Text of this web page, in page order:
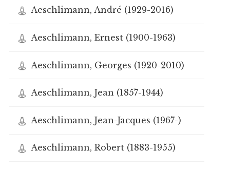
Aeschlimann, André (1929-2016)
Aeschlimann, Ernest (1900-1963)
Aeschlimann, Georges (1920-2010)
Aeschlimann, Jean (1857-1944)
Aeschlimann, Jean-Jacques (1967-)
Aeschlimann, Robert (1883-1955)